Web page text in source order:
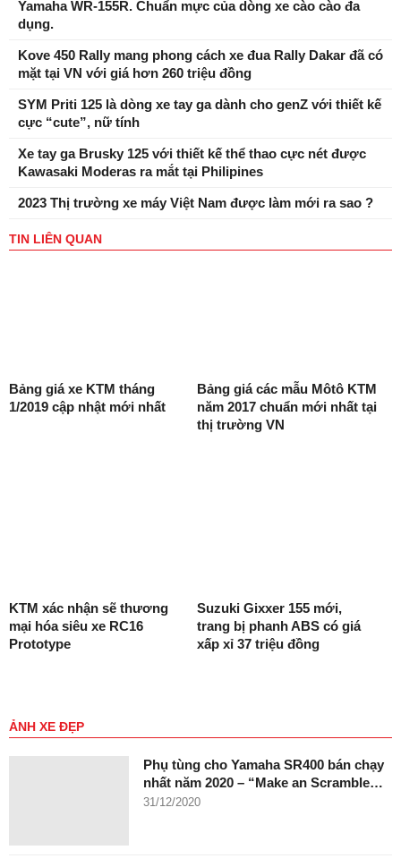
Yamaha WR-155R. Chuẩn mực của dòng xe cào cào đa
dụng.
Kove 450 Rally mang phong cách xe đua Rally Dakar đã có
mặt tại VN với giá hơn 260 triệu đồng
SYM Priti 125 là dòng xe tay ga dành cho genZ với thiết kế
cực “cute”, nữ tính
Xe tay ga Brusky 125 với thiết kế thể thao cực nét được
Kawasaki Moderas ra mắt tại Philipines
2023 Thị trường xe máy Việt Nam được làm mới ra sao ?
TIN LIÊN QUAN
Bảng giá xe KTM tháng
1/2019 cập nhật mới nhất
Bảng giá các mẫu Môtô KTM
năm 2017 chuẩn mới nhất tại
thị trường VN
KTM xác nhận sẽ thương
mại hóa siêu xe RC16
Prototype
Suzuki Gixxer 155 mới,
trang bị phanh ABS có giá
xấp xỉ 37 triệu đồng
ẢNH XE ĐẸP
Phụ tùng cho Yamaha SR400 bán chạy
nhất năm 2020 – “Make an Scramble…
31/12/2020